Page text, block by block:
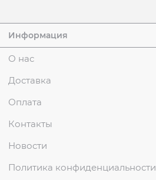
Информация
О нас
Доставка
Оплата
Контакты
Новости
Политика конфиденциальности